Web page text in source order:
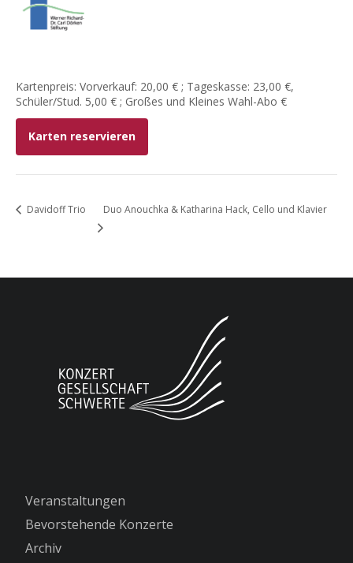
Kartenpreis: Vorverkauf: 20,00 € ; Tageskasse: 23,00 €,
Schüler/Stud. 5,00 € ; Großes und Kleines Wahl-Abo €
Karten reservieren
Davidoff Trio Duo Anouchka & Katharina Hack, Cello und Klavier
Veranstaltungen
Bevorstehende Konzerte
Archiv